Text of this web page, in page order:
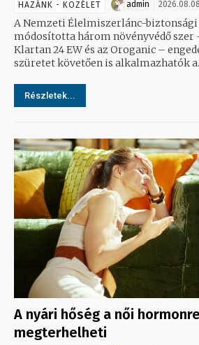
HAZÁNK - KÖZÉLET admin
A Nemzeti Élelmiszerlánc-
módosította három növényvédő szer
Klartan 24 EW és az Oroganic –
szüretet követően is alkalmazhatók
Részletek...
A nyári hőség a női
megterhelheti